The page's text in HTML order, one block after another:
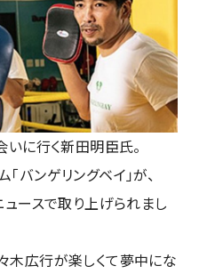
に行く新田明臣氏。
バンゲリングベイ」が、
ースで取り上げられまし
木広行が楽しくて夢中にな